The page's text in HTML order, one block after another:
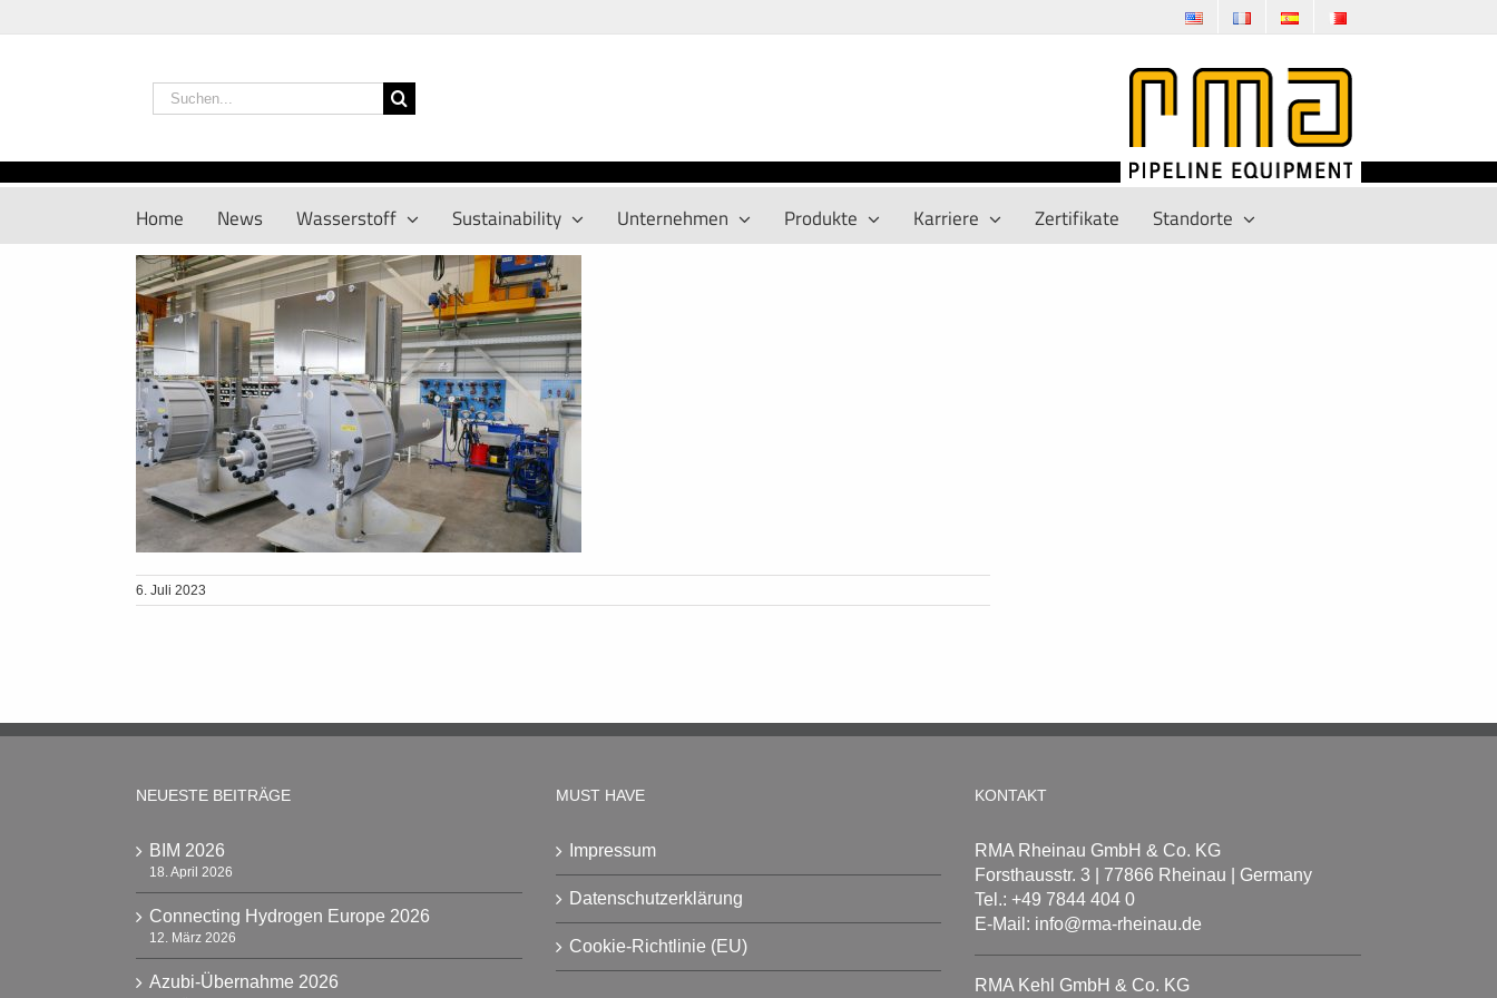
Inhalt
Suche
nach:
Home News Wasserstoff Sustainability Unternehmen Produkte Karriere Zertifikate Standorte
6. Juli 2023
NEUESTE BEITRÄGE
BIM 2026
18. April 2026
Connecting Hydrogen Europe 2026
12. März 2026
Azubi-Übernahme 2026
MUST HAVE
Impressum
Datenschutzerklärung
Cookie-Richtlinie (EU)
KONTAKT
RMA Rheinau GmbH & Co. KG
Forsthausstr. 3 | 77866 Rheinau | Germany
Tel.: +49 7844 404 0
E-Mail: info@rma-rheinau.de
RMA Kehl GmbH & Co. KG